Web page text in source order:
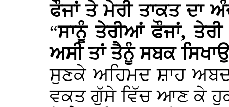
ਫੌਜਾਂ ਤੇ ਮੇਰੀ ਤਾਕਤ ਦਾ
“ਸਾਨੂੰ ਤੇਰੀਆਂ ਫੌਜਾਂ,
ਅਸੀ ਤਾਂ ਤੈਨੂੰ ਸਬਕ
ਸੁਣਕੇ ਅਹਿਮਦ ਸ਼ਾਹ
ਵਕਤ ਗੁੱਸੇ ਵਿੱਚ ਆਣ ਕੇ